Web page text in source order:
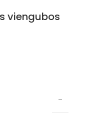
viengubos
–